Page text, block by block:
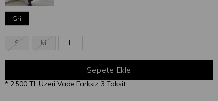
Gri
S M L
* 2.500 TL Üzeri Vade Farksız 3 Taksit